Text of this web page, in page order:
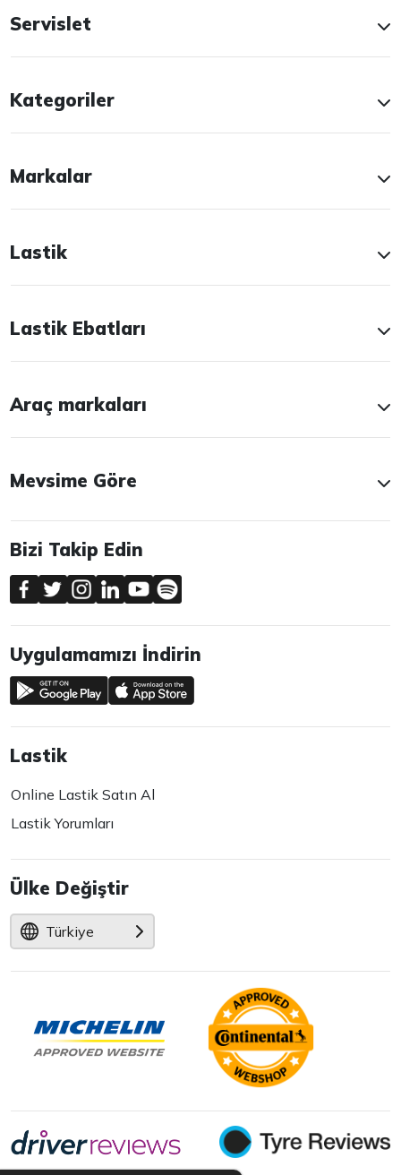
Servislet
Kategoriler
Markalar
Lastik
Lastik Ebatları
Araç markaları
Mevsime Göre
Bizi Takip Edin
Uygulamamızı İndirin
Lastik
Online Lastik Satın Al
Lastik Yorumları
Ülke Değiştir
Türkiye